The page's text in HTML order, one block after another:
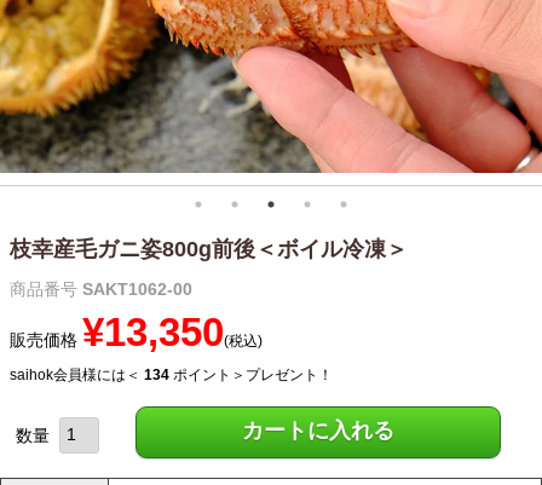
枝幸産毛ガニ姿800g前後＜ボイル冷凍＞
商品番号 SAKT1062-00
販売価格 ¥13,350 税込
saihok会員様には＜ 134 ポイント＞プレゼント！
カートに入れる